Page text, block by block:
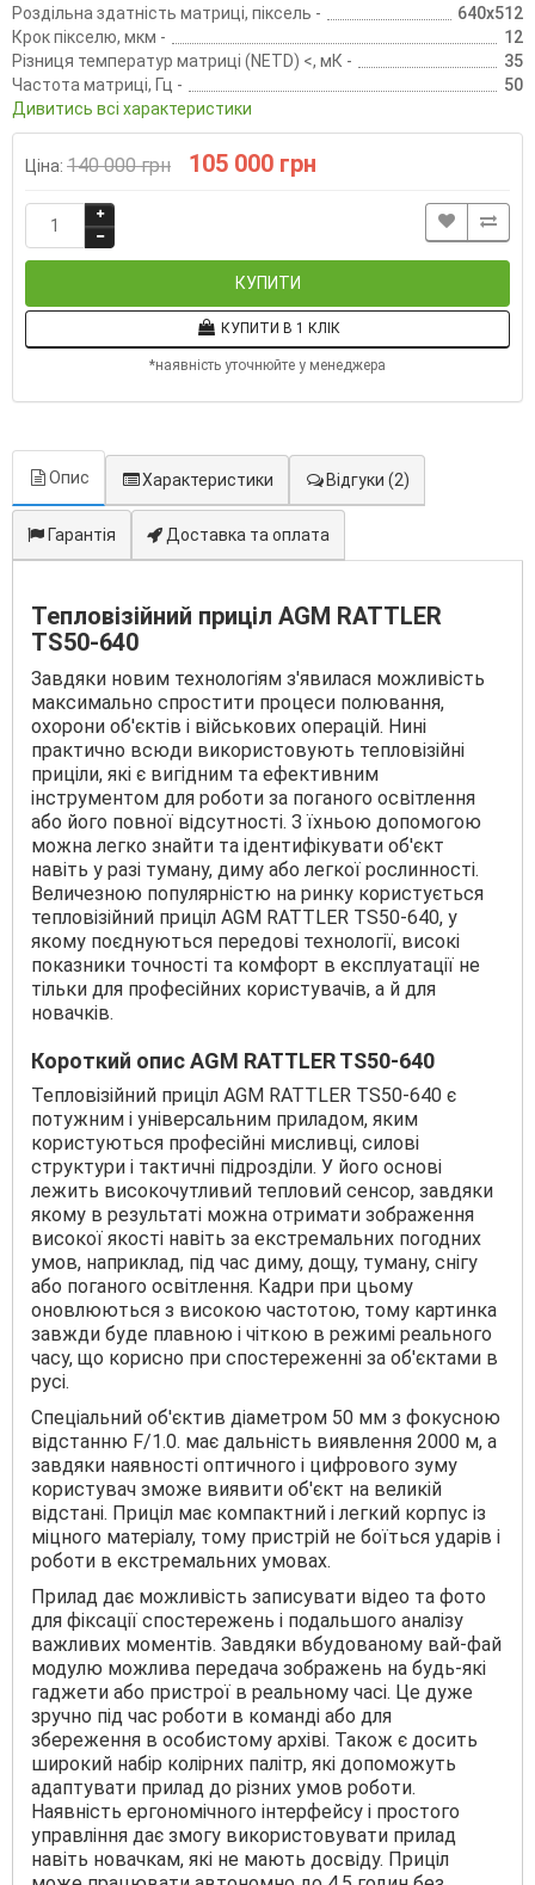
Роздільна здатність матриці, піксель -
640х512
Крок пікселю, мкм -
12
Різниця температур матриці (NETD) <, мК -
35
Частота матриці, Гц -
50
Дивитись всі характеристики
Ціна: 140 000 грн 105 000 грн
КУПИТИ
КУПИТИ В 1 КЛІК
*наявність уточнюйте у менеджера
Опис Характеристики Відгуки (2)
Гарантія Доставка та оплата
Тепловізійний приціл AGM RATTLER
TS50-640
Завдяки новим технологіям з'явилася можливість
максимально спростити процеси полювання,
охорони об'єктів і військових операцій. Нині
практично всюди використовують тепловізійні
приціли, які є вигідним та ефективним
інструментом для роботи за поганого освітлення
або його повної відсутності. З їхньою допомогою
можна легко знайти та ідентифікувати об'єкт
навіть у разі туману, диму або легкої рослинності.
Величезною популярністю на ринку користується
тепловізійний приціл AGM RATTLER TS50-640, у
якому поєднуються передові технології, високі
показники точності та комфорт в експлуатації не
тільки для професійних користувачів, а й для
новачків.
Короткий опис AGM RATTLER TS50-640
Тепловізійний приціл AGM RATTLER TS50-640 є
потужним і універсальним приладом, яким
користуються професійні мисливці, силові
структури і тактичні підрозділи. У його основі
лежить високочутливий тепловий сенсор, завдяки
якому в результаті можна отримати зображення
високої якості навіть за екстремальних погодних
умов, наприклад, під час диму, дощу, туману, снігу
або поганого освітлення. Кадри при цьому
оновлюються з високою частотою, тому картинка
завжди буде плавною і чіткою в режимі реального
часу, що корисно при спостереженні за об'єктами в
русі.
Спеціальний об'єктив діаметром 50 мм з фокусною
відстанню F/1.0. має дальність виявлення 2000 м, а
завдяки наявності оптичного і цифрового зуму
користувач зможе виявити об'єкт на великій
відстані. Приціл має компактний і легкий корпус із
міцного матеріалу, тому пристрій не боїться ударів і
роботи в екстремальних умовах.
Прилад дає можливість записувати відео та фото
для фіксації спостережень і подальшого аналізу
важливих моментів. Завдяки вбудованому вай-фай
модулю можлива передача зображень на будь-які
гаджети або пристрої в реальному часі. Це дуже
зручно під час роботи в команді або для
збереження в особистому архіві. Також є досить
широкий набір колірних палітр, які допоможуть
адаптувати прилад до різних умов роботи.
Наявність ергономічного інтерфейсу і простого
управління дає змогу використовувати прилад
навіть новачкам, які не мають досвіду. Приціл